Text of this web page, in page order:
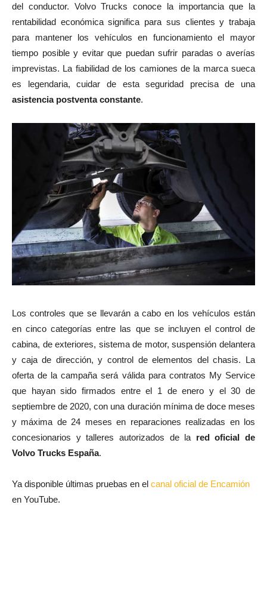
del conductor. Volvo Trucks conoce la importancia que la
rentabilidad económica significa para sus clientes y trabaja
para mantener los vehículos en funcionamiento el mayor
tiempo posible y evitar que puedan sufrir paradas o averías
imprevistas. La fiabilidad de los camiones de la marca sueca
es legendaria, cuidar de esta seguridad precisa de una
asistencia postventa constante.
Los controles que se llevarán a cabo en los vehículos están
en cinco categorías entre las que se incluyen el control de
cabina, de exteriores, sistema de motor, suspensión delantera
y caja de dirección, y control de elementos del chasis. La
oferta de la campaña será válida para contratos My Service
que hayan sido firmados entre el 1 de enero y el 30 de
septiembre de 2020, con una duración mínima de doce meses
y máxima de 24 meses en reparaciones realizadas en los
concesionarios y talleres autorizados de la red oficial de
Volvo Trucks España.
Ya disponible últimas pruebas en el canal oficial de Encamión
en YouTube.